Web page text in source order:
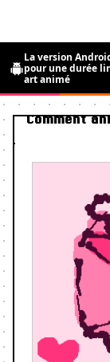
La version
pour une durée
art animé
Comment